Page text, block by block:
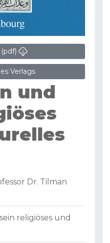
Verlags
und
Dr. Tilman
religiöses und